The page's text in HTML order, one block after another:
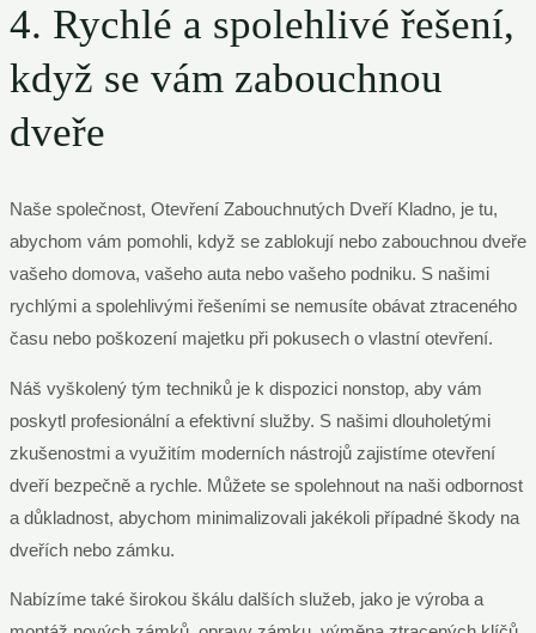
4. Rychlé a spolehlivé řešení,
když se vám zabouchnou
dveře
Naše společnost, Otevření Zabouchnutých Dveří Kladno, je tu,
abychom vám pomohli, když se zablokují nebo zabouchnou dveře
vašeho domova, vašeho auta nebo vašeho podniku. S našimi
rychlými a spolehlivými řešeními se nemusíte obávat ztraceného
času nebo poškození majetku při pokusech o vlastní otevření.
Náš vyškolený tým techniků je k dispozici nonstop, aby vám
poskytl profesionální a efektivní služby. S našimi dlouholetými
zkušenostmi a využitím moderních nástrojů zajistíme otevření
dveří bezpečně a rychle. Můžete se spolehnout na naši odbornost
a důkladnost, abychom minimalizovali jakékoli případné škody na
dveřích nebo zámku.
Nabízíme také širokou škálu dalších služeb, jako je výroba a